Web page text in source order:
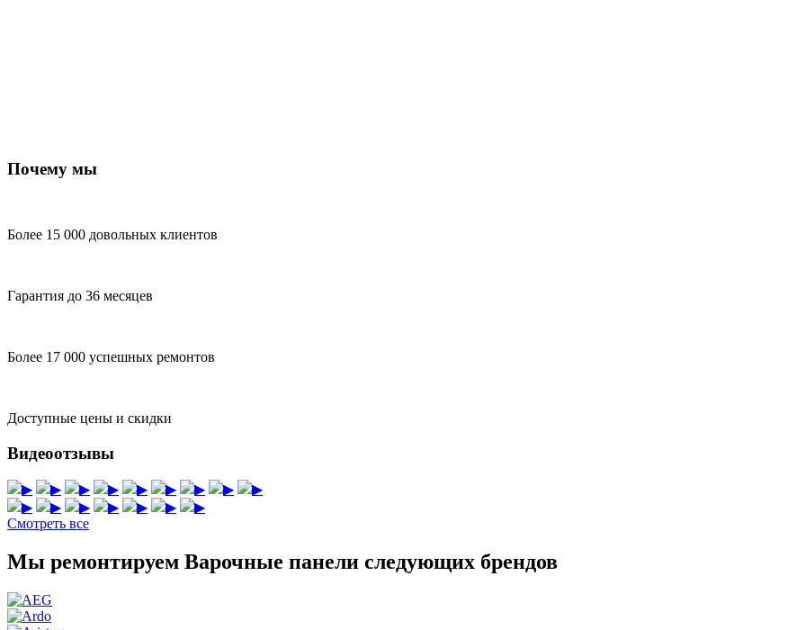
Почему мы
Более 15 000 довольных клиентов
Гарантия до 36 месяцев
Более 17 000 успешных ремонтов
Доступные цены и скидки
Видеоотзывы
▶ ▶ ▶ ▶ ▶ ▶ ▶ ▶
▶
▶
▶ ▶ ▶ ▶ ▶
▶
Смотреть все
Мы ремонтируем Варочные панели следующих брендов